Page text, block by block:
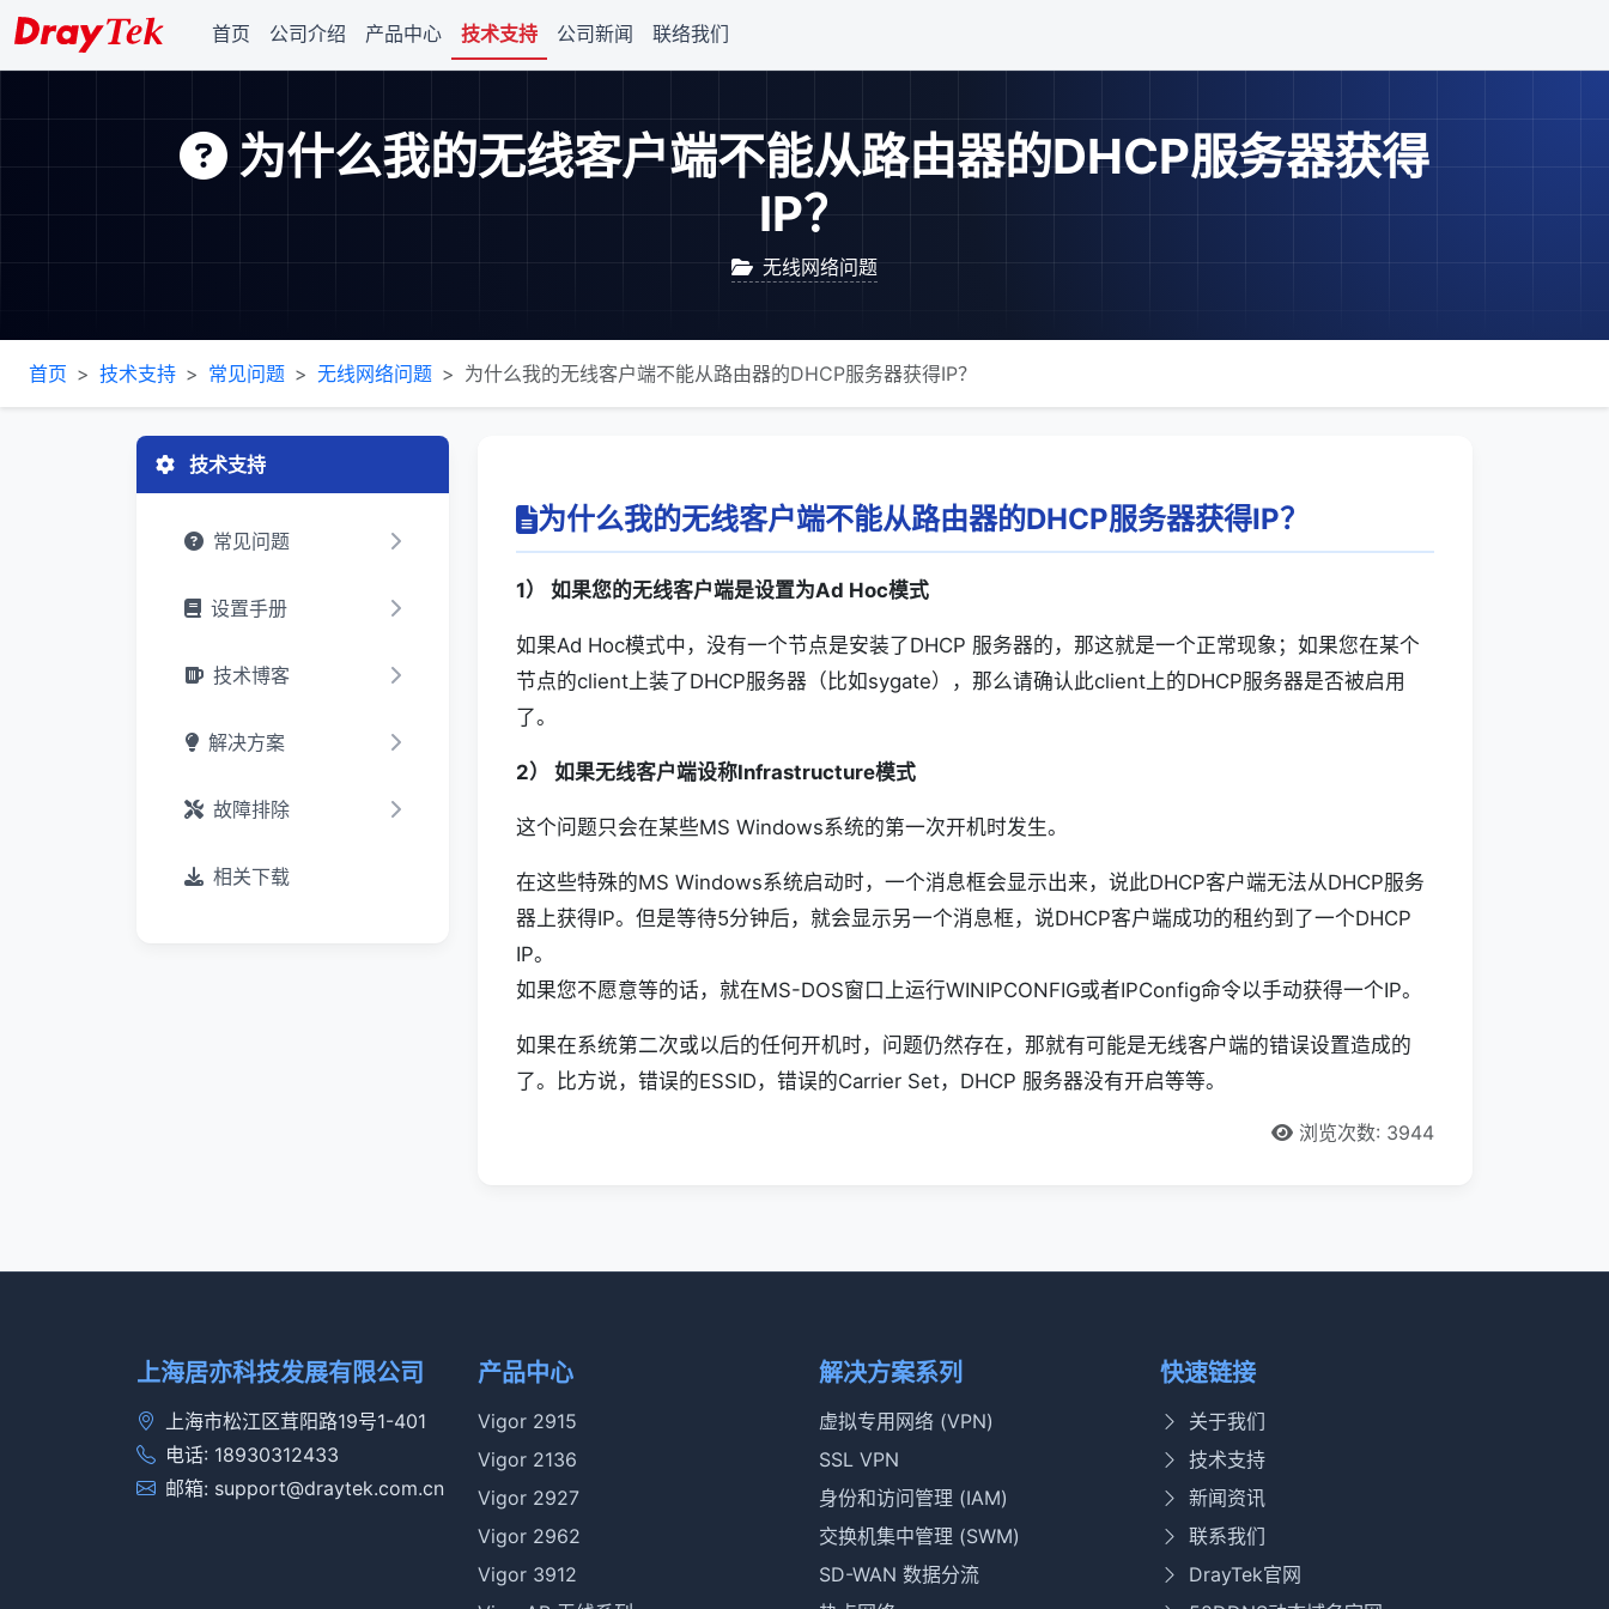
首页 公司介绍 产品中心 技术支持 公司新闻 联络我们
为什么我的无线客户端不能从路由器的DHCP服务器获得
IP？
无线网络问题
首页 技术支持 常见问题 无线网络问题 为什么我的无线客户端不能从路由器的DHCP服务器获得IP？
技术支持
常见问题
设置手册
技术博客
解决方案
故障排除
相关下载
为什么我的无线客户端不能从路由器的DHCP服务器获得IP？
1） 如果您的无线客户端是设置为Ad Hoc模式
如果Ad Hoc模式中，没有一个节点是安装了DHCP 服务器的，那这就是一个正常现象；如果您在某个
节点的client上装了DHCP服务器（比如sygate），那么请确认此client上的DHCP服务器是否被启用
了。
2） 如果无线客户端设称Infrastructure模式
这个问题只会在某些MS Windows系统的第一次开机时发生。
在这些特殊的MS Windows系统启动时，一个消息框会显示出来，说此DHCP客户端无法从DHCP服务
器上获得IP。但是等待5分钟后，就会显示另一个消息框，说DHCP客户端成功的租约到了一个DHCP
IP。
如果您不愿意等的话，就在MS-DOS窗口上运行WINIPCONFIG或者IPConfig命令以手动获得一个IP。
如果在系统第二次或以后的任何开机时，问题仍然存在，那就有可能是无线客户端的错误设置造成的
了。比方说，错误的ESSID，错误的Carrier Set，DHCP 服务器没有开启等等。
浏览次数: 3944
上海居亦科技发展有限公司
上海市松江区茸阳路19号1-401
电话: 18930312433
邮箱: support@draytek.com.cn
产品中心
Vigor 2915
Vigor 2136
Vigor 2927
Vigor 2962
Vigor 3912
解决方案系列
虚拟专用网络 (VPN)
SSL VPN
身份和访问管理 (IAM)
交换机集中管理 (SWM)
SD-WAN 数据分流
快速链接
关于我们
技术支持
新闻资讯
联系我们
DrayTek官网